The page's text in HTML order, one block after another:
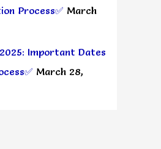
Process✅ March
Important Dates
March 28,